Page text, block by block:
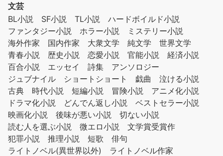
文芸
BL小説
SF小説 TL小説
ハードボイルド小説
ファンタジー小説
ホラー小説
ミステリー小説
海外作家
国内作家 大衆文学 純文学
世界文学
青春小説
歴史小説 恋愛小説 官能小説
経済小説
百合小説
エッセイ 詩集
アンソロジー
ジュブナイル
ショートショート 戯曲
泣ける小説
古典
時代小説 短編小説 冒険小説
アニメ化小説
ドラマ化小説
どんでん返し小説
ベストセラー小説
映画化小説
後味が悪い小説
切ない小説
読む人を選ぶ小説
微エロ小説
文学賞受賞作
犯罪小説
推理小説 短歌
俳句
ライトノベル(異世界以外)
ライトノベル作家